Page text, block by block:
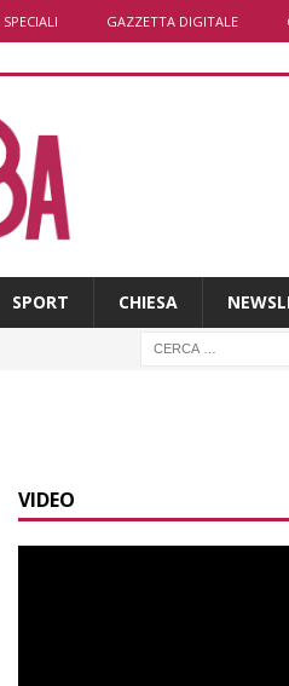
GAZZETTA DIGITALE
SPORT CHIESA
VIDEO